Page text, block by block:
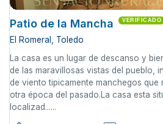
Patio de la Mancha VERIFICADO
El Romeral, Toledo
La casa es un lugar de descanso y
de las maravillosas vistas del pueblo,
de viento tipicamente manchegos que
otra época del pasado.La casa esta
localizad......